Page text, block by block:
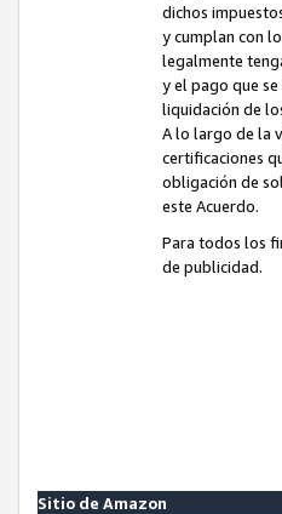
dichos
y cumplan con
legalmente
y el pago que
liquidación de
A lo largo de la
certificaciones
obligación de
este Acuerdo.
Para todos los
de publicidad.
Sitio de Amazon